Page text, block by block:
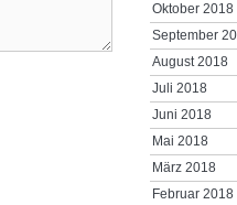
Oktober 2018
September
August 2018
Juli 2018
Juni 2018
Mai 2018
März 2018
Februar 2018